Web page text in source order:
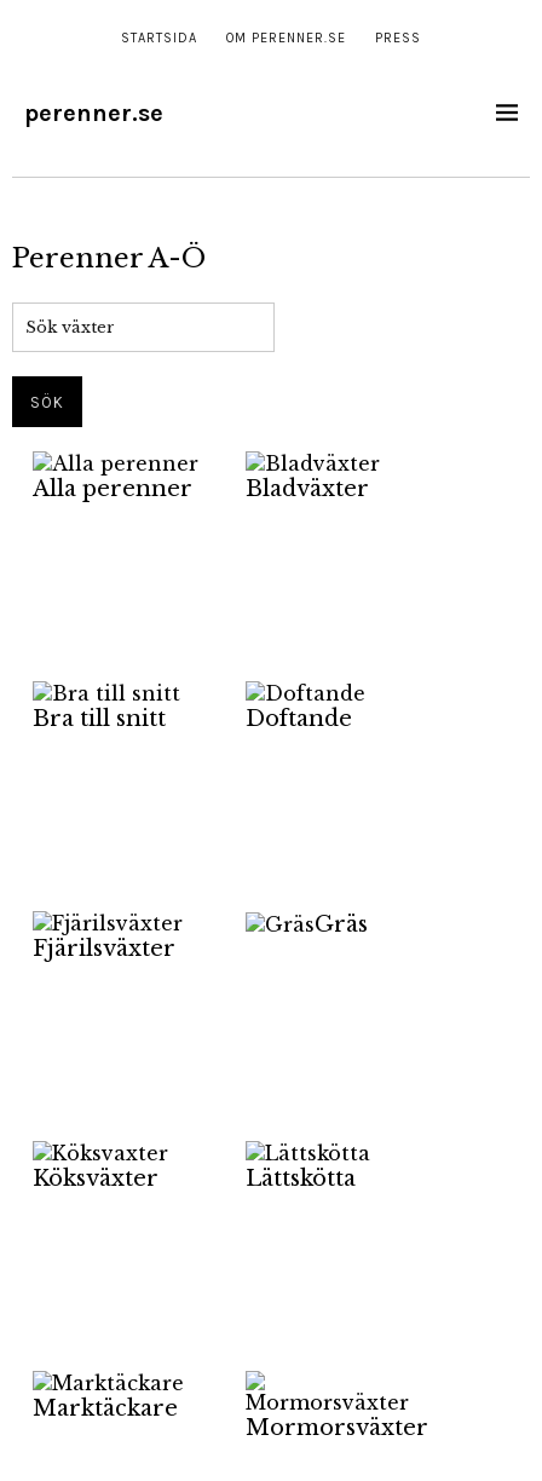
STARTSIDA OM PERENNER.SE PRESS
perenner.se
Perenner A-Ö
Alla perenner Bladväxter
Bra till snitt Doftande
Fjärilsväxter
Gräs
Köksväxter Lättskötta
Marktäckare
Mormorsväxter